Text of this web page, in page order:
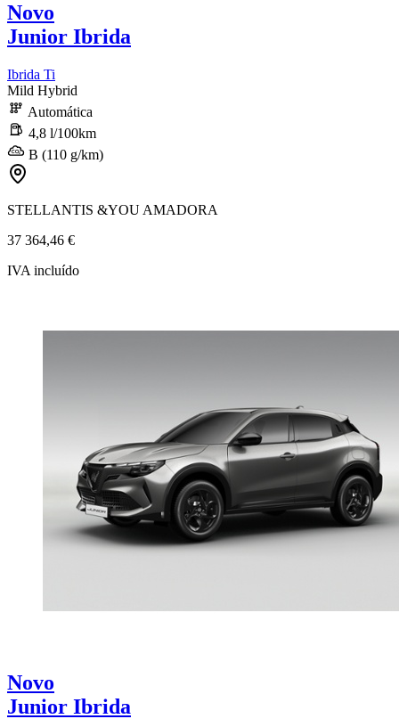
Novo
Junior Ibrida
Ibrida Ti
Mild Hybrid
Automática
4,8 l/100km
B (110 g/km)
STELLANTIS &YOU AMADORA
37 364,46 €
IVA incluído
Novo
Junior Ibrida